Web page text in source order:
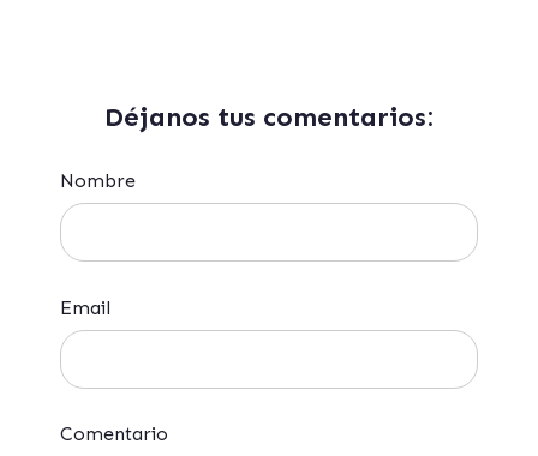
Déjanos tus comentarios:
Nombre
Email
Comentario